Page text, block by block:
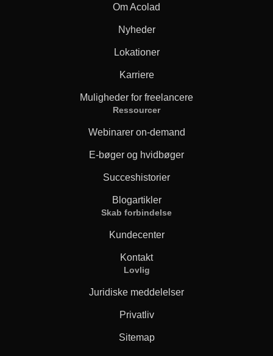
Om Acolad
Nyheder
Lokationer
Karriere
Muligheder for freelancere
Ressourcer
Webinarer on-demand
E-bøger og hvidbøger
Succeshistorier
Blogartikler
Skab forbindelse
Kundecenter
Kontakt
Lovlig
Juridiske meddelelser
Privatliv
Sitemap